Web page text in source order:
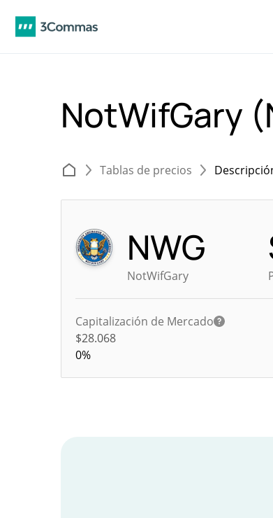
NotWifGary
Tablas de precios
NWG
NotWifGary
Capitalización de Mercado
$28.068
0%